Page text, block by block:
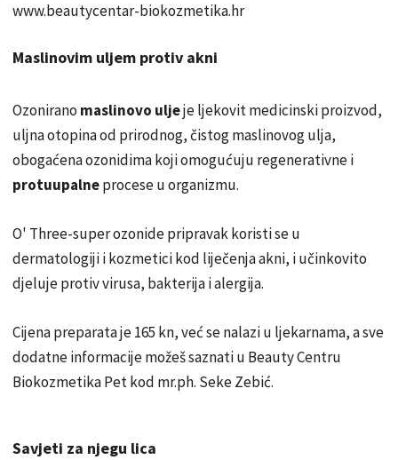
www.beautycentar-biokozmetika.hr
Maslinovim uljem protiv akni
Ozonirano maslinovo uljeje ljekovit medicinski proizvod,
uljna otopina od prirodnog, čistog maslinovog ulja,
obogaćena ozonidima koji omogućuju regenerativne i
protuupalneprocese u organizmu.
O' Three-super ozonide pripravak koristi se u
dermatologiji i kozmetici kod liječenja akni, i učinkovito
djeluje protiv virusa, bakterija i alergija.
Cijena preparata je 165 kn, već se nalazi u ljekarnama, a sve
dodatne informacije možeš saznati u Beauty Centru
Biokozmetika Pet kod mr.ph. Seke Zebić.
Savjeti za njegu lica